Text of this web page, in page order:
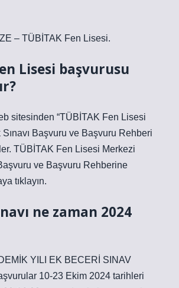
– TÜBİTAK Fen Lisesi.
Lisesi başvurusu
sitesinden “TÜBİTAK Fen Lisesi
Başvuru ve Başvuru Rehberi
TÜBİTAK Fen Lisesi Merkezi
ve Başvuru Rehberine
tıklayın.
ne zaman 2024
YILI EK BECERİ SINAV
10-23 Ekim 2024 tarihleri